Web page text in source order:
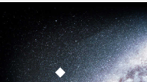
Strumenti
personali
Salta
contenuti.
|